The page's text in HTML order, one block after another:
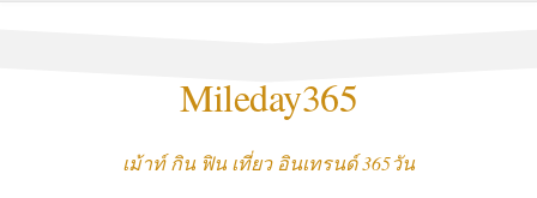
Mileday365
เม้าท์ กิน ฟิน เที่ยว อินเทรนด์ 365วัน